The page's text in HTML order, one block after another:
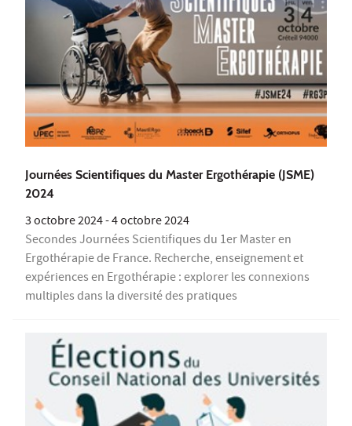
Journées Scientifiques du Master Ergothérapie (JSME)
2024
3 octobre 2024-4 octobre 2024
Secondes Journées Scientifiques du 1er Master en
Ergothérapie de France. Recherche, enseignement et
expériences en Ergothérapie : explorer les connexions
multiples dans la diversité des pratiques